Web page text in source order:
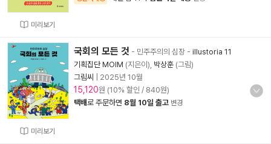
미리보기
미리보기
국회의 모든 것 - 민주주의의 심장 - illustoria 11
기획집단 MOIM (지은이), 박상훈 (그림)
그림씨
2025년 10월
15,120원 (10% 할인 / 840원)
택배로 주문하면 8월 10일 출고 변경